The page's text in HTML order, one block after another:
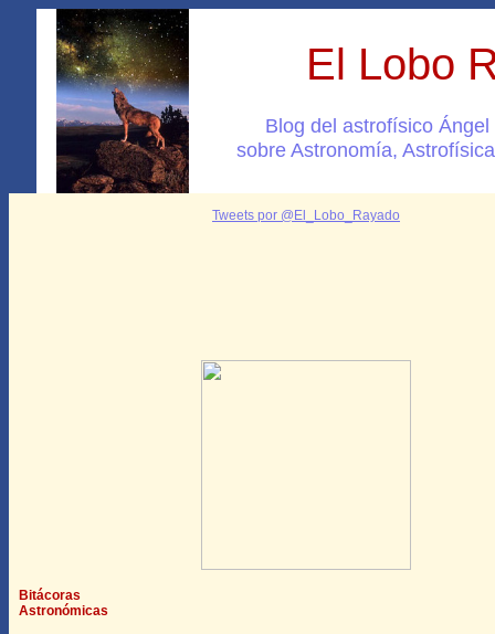
El Lobo
Blog del astrofísico
sobre Astronomía,
Tweets por @El_Lobo_Rayado
Bitácoras
Astronómicas